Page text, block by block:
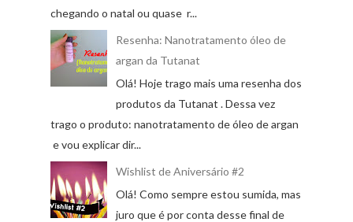
chegando o natal ou quase r...
Resenha: Nanotratamento óleo de
argan da Tutanat
Olá! Hoje trago mais uma resenha dos
produtos da Tutanat . Dessa vez
trago o produto: nanotratamento de óleo de argan
e vou explicar dir...
Wishlist de Aniversário #2
Olá! Como sempre estou sumida, mas
juro que é por conta desse final de